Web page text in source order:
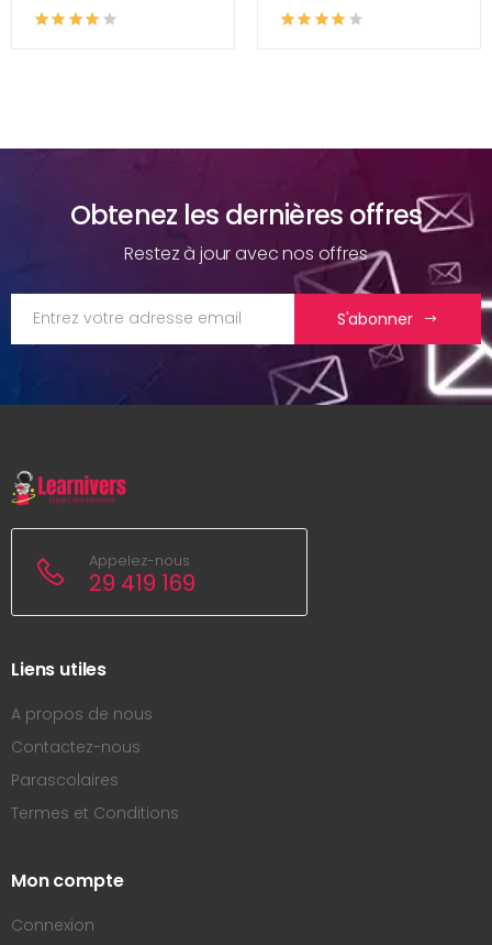
Obtenez les dernières offres
Restez à jour avec nos offres
S'abonner
Appelez-nous
29 419 169
Liens utiles
A propos de nous
Contactez-nous
Parascolaires
Termes et Conditions
Mon compte
Connexion